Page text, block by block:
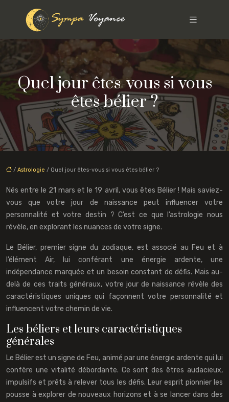
Quel jour êtes-vous si vous
êtes bélier ?
/ Astrologie / Quel jour êtes-vous si vous êtes bélier ?
Nés entre le 21 mars et le 19 avril, vous êtes Bélier ! Mais saviez-
vous que votre jour de naissance peut influencer votre
personnalité et votre destin ? C’est ce que l’astrologie nous
révèle, en explorant les nuances de votre signe.
Le Bélier, premier signe du zodiaque, est associé au Feu et à
l’élément Air, lui conférant une énergie ardente, une
indépendance marquée et un besoin constant de défis. Mais au-
delà de ces traits généraux, votre jour de naissance révèle des
caractéristiques uniques qui façonnent votre personnalité et
influencent votre chemin de vie.
Les béliers et leurs caractéristiques
générales
Le Bélier est un signe de Feu, animé par une énergie ardente qui lui
confère une vitalité débordante. Ce sont des êtres audacieux,
impulsifs et prêts à relever tous les défis. Leur esprit pionnier les
pousse à explorer de nouveaux horizons et à se lancer dans des